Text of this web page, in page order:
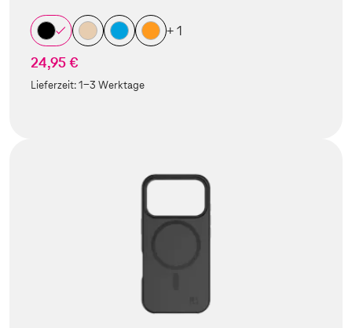
+ 1
24,95 €
Lieferzeit:1-3 Werktage